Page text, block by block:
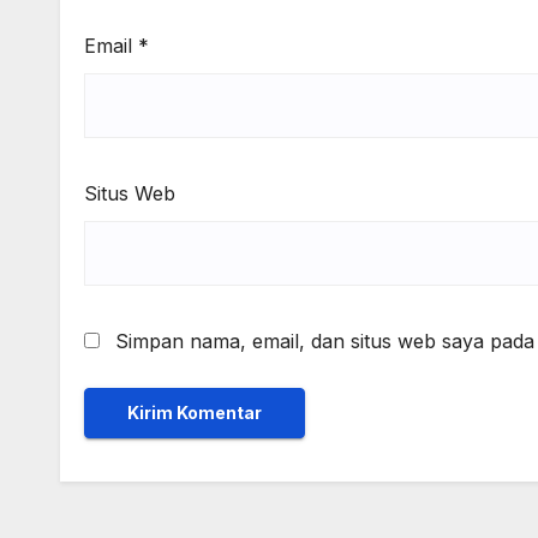
Email *
Situs Web
Simpan nama, email, dan situs web saya